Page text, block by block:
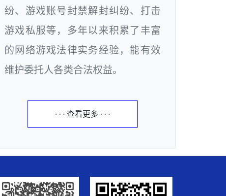
纷、游戏账号封禁解封纠纷、打击
游戏私服等，多年以来积累了丰富
的网络游戏法律实务经验，能有效
维护委托人各类合法权益。
· · · 查看更多 · · ·